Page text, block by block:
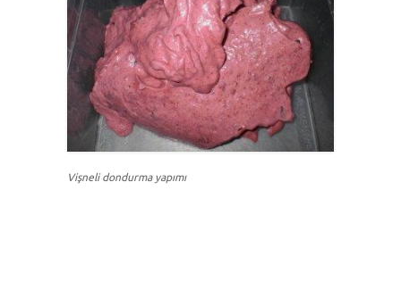
Vişneli dondurma yapımı